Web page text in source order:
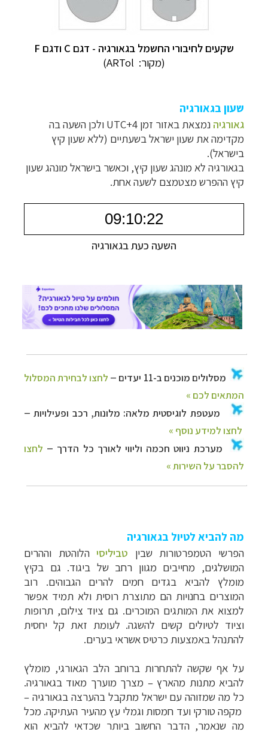
שקעים לחיבורי החשמל בגאורגיה - דגם C ודגם F
(מקור:
שעון בגאורגיה
גאורגיה
נמצאת באזור זמן UTC+4 ולכן השעה בה
מקדימה את שעון ישראל בשעתיים (ללא שעון קיץ
בישראל).
בגאורגיה לא מונהג שעון קיץ, וכאשר בישראל מונהג שעון
קיץ ההפרש מצטמצם לשעה אחת.
השעה כעת בגאורגיה
מסלולים מוכנים ב-11 יעדים
מעטפת לוגיסטית מלאה: מלונות, רכב ופעילויות
להסבר על השירות »
מה להביא לטיול בגאורגיה
הפרשי הטמפרטורות שבין טביליסיהלוהטת וההרים
המושלגים, מחייבים מגוון רחב של ביגוד. גם בקיץ
מומלץ להביא בגדים חמים להרים הגבוהים. רוב
המוצרים בחנויות הם מתוצרת רוסית ולא תמיד אפשר
למצוא את המותגים המוכרים. גם ציוד צילום, תרופות
וציוד לטיולים קשים להשגה. לעומת זאת קל יחסית
להתנהל באמצעות כרטיס אשראי בערים.
על אף שקשה להתחרות ברוחב הלב הגאורגי, מומלץ
להביא מתנות מהארץ– מצרך מוערך מאוד בגאורגיה.
כל מה שמזוהה עם ישראל מתקבל בהערצה בגאורגיה –
מקפה טורקי ועד חמסות וגמלי עץ מהעיר העתיקה. מכל
מה שנאמר, הדבר החשוב ביותר שכדאי להביא הוא